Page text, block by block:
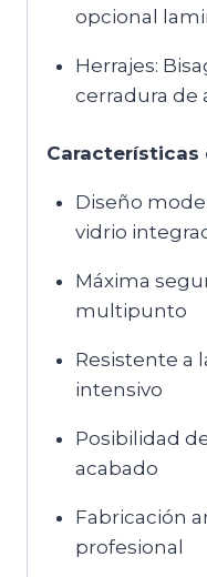
opcional
Herrajes:
cerradura de
Características
Diseño
vidrio
Máxima
multipunto
Resistente a
intensivo
Posibilidad
acabado
Fabricación
profesional